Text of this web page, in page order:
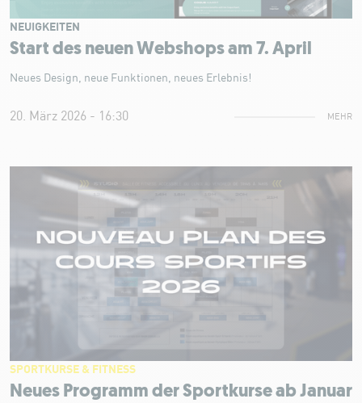
Start des neuen Webshops am 7. April
NEUIGKEITEN
Neues Design, neue Funktionen, neues Erlebnis!
20. März 2026 - 16:30 MEHR
Neues Programm der Sportkurse ab Januar
SPORTKURSE & FITNESS